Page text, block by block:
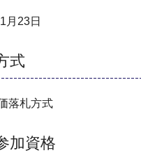
月23日
式
落札方式
加資格